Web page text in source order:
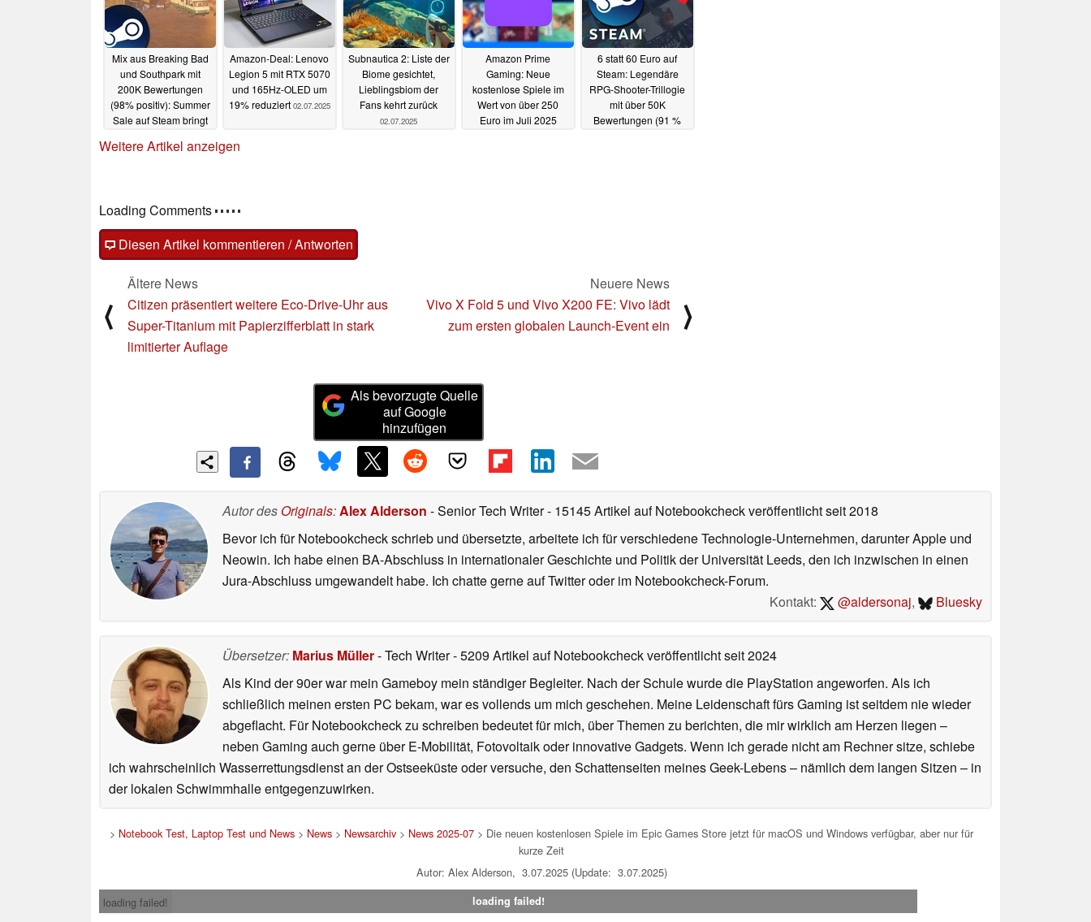
Mix aus Breaking Bad
und Southpark mit
200K Bewertungen
(98% positiv): Summer
Sale auf Steam bringt
extrem beliebte
Amazon-Deal: Lenovo
Legion 5 mit RTX 5070
und 165Hz-OLED um
19% reduziert 02.07.2025
Subnautica 2: Liste der
Biome gesichtet,
Lieblingsbiom der
Fans kehrt zurück
02.07.2025
Amazon Prime
Gaming: Neue
kostenlose Spiele im
Wert von über 250
Euro im Juli 2025
6 statt 60 Euro auf
Steam: Legendäre
RPG-Shooter-Trillogie
mit über 50K
Bewertungen (91 %
Weitere Artikel anzeigen
Loading Comments
Diesen Artikel kommentieren / Antworten
⟨
Ältere News
Citizen präsentiert weitere Eco-Drive-Uhr aus
Super-Titanium mit Papierzifferblatt in stark
limitierter Auflage
Neuere News
Vivo X Fold 5 und Vivo X200 FE: Vivo lädt
zum ersten globalen Launch-Event ein
⟩
Als bevorzugte Quelle
auf Google
hinzufügen
Autor des Originals:Alex Alderson - Senior Tech Writer- 15145 Artikel auf Notebookcheck veröffentlichtseit 2018
Bevor ich für Notebookcheck schrieb und übersetzte, arbeitete ich für verschiedene Technologie-Unternehmen, darunter Apple und
Neowin. Ich habe einen BA-Abschluss in internationaler Geschichte und Politik der Universität Leeds, den ich inzwischen in einen
Jura-Abschluss umgewandelt habe. Ich chatte gerne auf Twitter oder im Notebookcheck-Forum.
Kontakt:
@aldersonaj, Bluesky
Übersetzer: Marius Müller- Tech Writer- 5209 Artikel auf Notebookcheck veröffentlichtseit 2024
Als Kind der 90er war mein Gameboy mein ständiger Begleiter. Nach der Schule wurde die PlayStation angeworfen. Als ich
schließlich meinen ersten PC bekam, war es vollends um mich geschehen. Meine Leidenschaft fürs Gaming ist seitdem nie wieder
abgeflacht. Für Notebookcheck zu schreiben bedeutet für mich, über Themen zu berichten, die mir wirklich am Herzen liegen –
neben Gaming auch gerne über E-Mobilität, Fotovoltaik oder innovative Gadgets. Wenn ich gerade nicht am Rechner sitze, schiebe
ich wahrscheinlich Wasserrettungsdienst an der Ostseeküste oder versuche, den Schattenseiten meines Geek-Lebens – nämlich dem langen Sitzen – in
der lokalen Schwimmhalle entgegenzuwirken.
> Notebook Test, Laptop Test und News > News > Newsarchiv > News 2025-07 > Die neuen kostenlosen Spiele im Epic Games Store jetzt für macOS und Windows verfügbar, aber nur für
kurze Zeit
Autor: Alex Alderson, 3.07.2025 (Update: 3.07.2025)
loading failed!
loading failed!